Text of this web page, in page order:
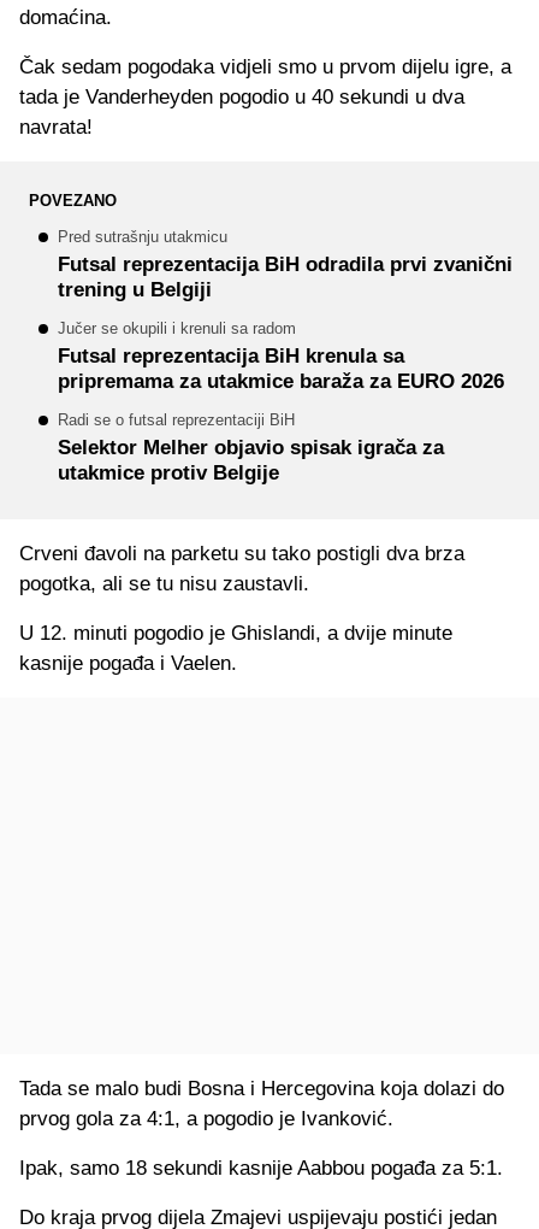
domaćina.
Čak sedam pogodaka vidjeli smo u prvom dijelu igre, a
tada je Vanderheyden pogodio u 40 sekundi u dva
navrata!
POVEZANO
Pred sutrašnju utakmicu
Futsal reprezentacija BiH odradila prvi zvanični
trening u Belgiji
Jučer se okupili i krenuli sa radom
Futsal reprezentacija BiH krenula sa
pripremama za utakmice baraža za EURO 2026
Radi se o futsal reprezentaciji BiH
Selektor Melher objavio spisak igrača za
utakmice protiv Belgije
Crveni đavoli na parketu su tako postigli dva brza
pogotka, ali se tu nisu zaustavli.
U 12. minuti pogodio je Ghislandi, a dvije minute
kasnije pogađa i Vaelen.
Tada se malo budi Bosna i Hercegovina koja dolazi do
prvog gola za 4:1, a pogodio je Ivanković.
Ipak, samo 18 sekundi kasnije Aabbou pogađa za 5:1.
Do kraja prvog dijela Zmajevi uspijevaju postići jedan